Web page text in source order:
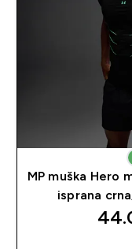
MP muška Hero
isprana